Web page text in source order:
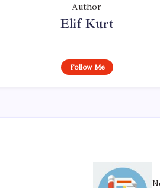
Author
Elif Kurt
Follow Me